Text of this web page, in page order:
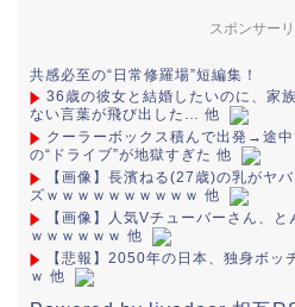
スポンサー
共感必至の“日常修羅場”短編集！
36歳の彼女と結婚したいのに、家
ない言葉が飛び出した… 他
クーラーボックス積んで出発→途
の“ドライブ”が地獄すぎた 他
【画像】長濱ねる(27歳)の乳がヤ
ズｗｗｗｗｗｗｗｗｗｗ 他
【画像】人気Vチューバーさん、
ｗｗｗｗｗｗ 他
【悲報】2050年の日本、独身ボッ
ｗ 他